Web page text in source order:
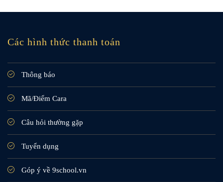
Các hình thức thanh toán
Thông báo
Mã/Điểm Cara
Câu hỏi thường gặp
Tuyển dụng
Góp ý về 9school.vn